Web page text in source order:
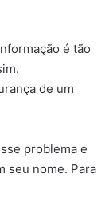
é tão
de um
problema e
seu nome. Para